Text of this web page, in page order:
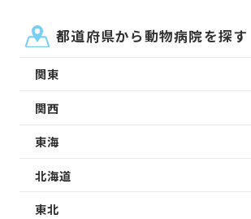
都道府県から動物病院を探す
関東
関西
東海
北海道
東北